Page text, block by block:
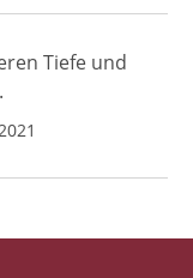
Tiefe und